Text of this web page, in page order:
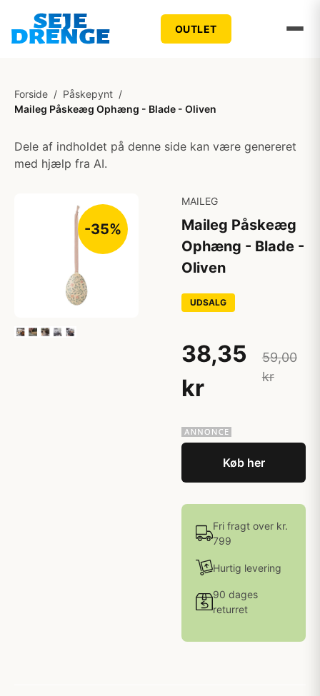
OUTLET
Forside / Påskepynt /
Maileg Påskeæg Ophæng - Blade - Oliven
Dele af indholdet på denne side kan være genereret
med hjælp fra AI.
-35%
MAILEG
Maileg Påskeæg
Ophæng - Blade -
Oliven
UDSALG
38,35
kr
59,00
kr
Køb her
Fri fragt over kr.
799
Hurtig levering
90 dages
returret